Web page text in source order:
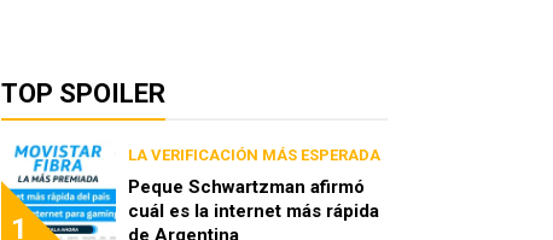
TOP SPOILER
1
LA VERIFICACIÓN MÁS ESPERADA
Peque Schwartzman afirmó
cuál es la internet más rápida
de Argentina